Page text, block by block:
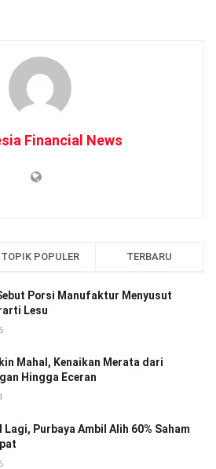
Financial News
TOPIK POPULER TERBARU
Porsi Manufaktur Menyusut
Lesu
Mahal, Kenaikan Merata dari
Hingga Eceran
Lagi, Purbaya Ambil Alih 60% Saham